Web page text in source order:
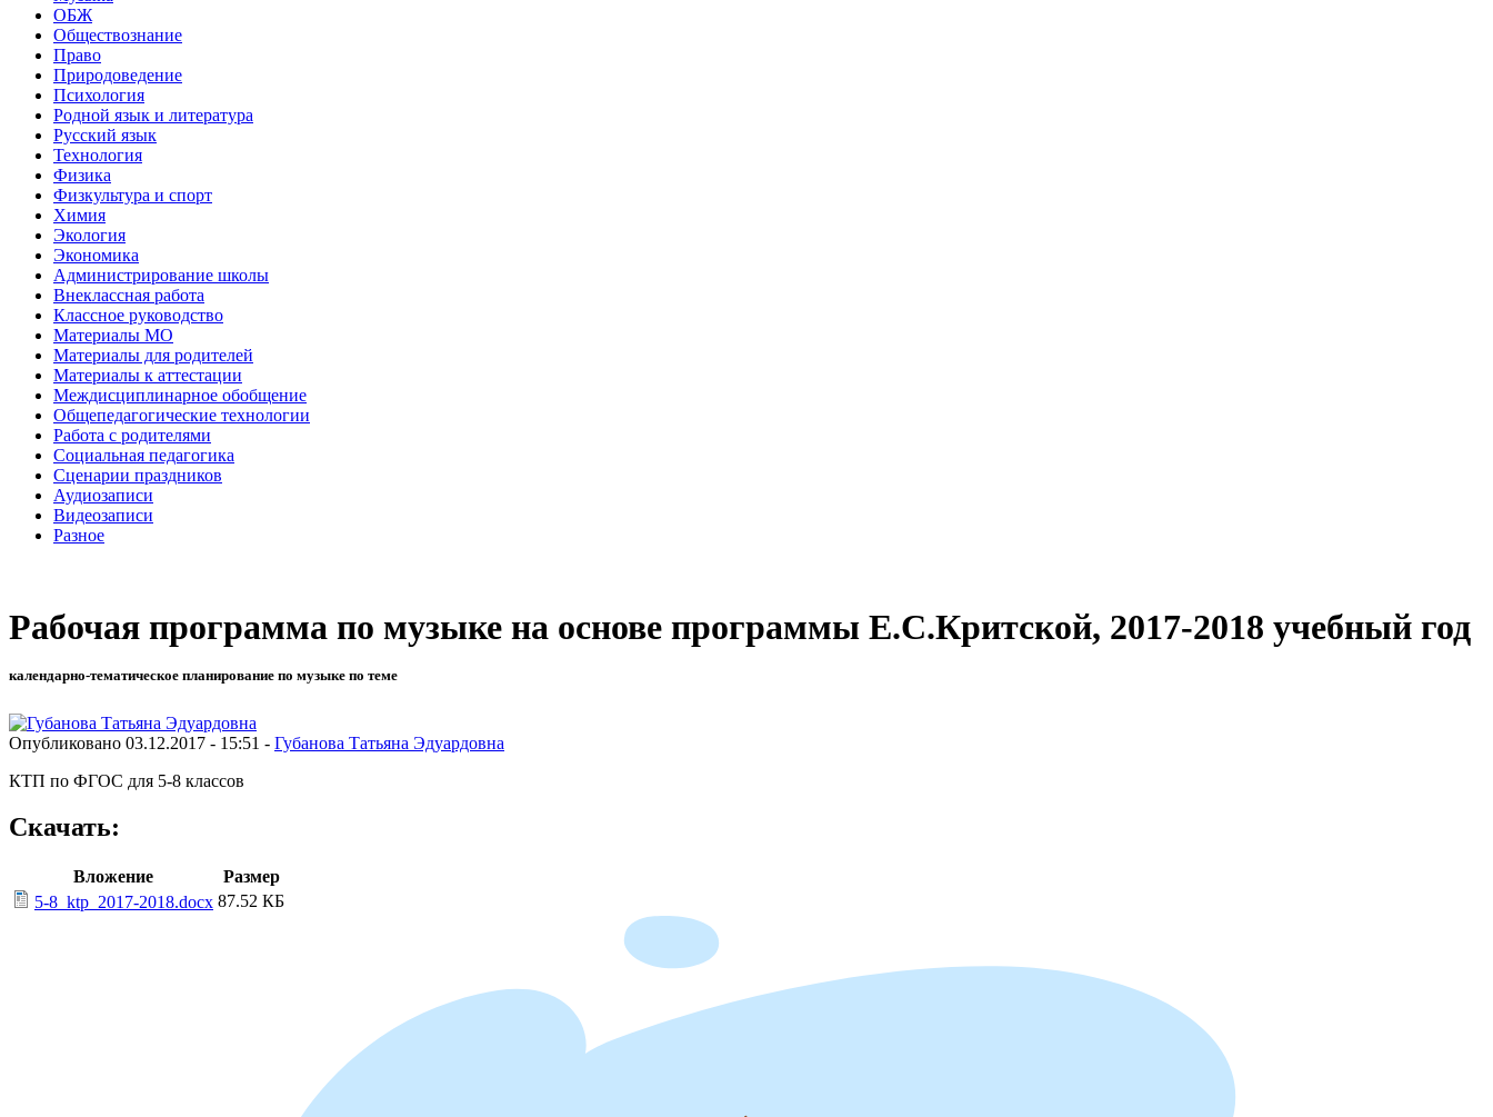
ОБЖ
Обществознание
Право
Природоведение
Психология
Родной язык и литература
Русский язык
Технология
Физика
Физкультура и спорт
Химия
Экология
Экономика
Администрирование школы
Внеклассная работа
Классное руководство
Материалы МО
Материалы для родителей
Материалы к аттестации
Междисциплинарное обобщение
Общепедагогические технологии
Работа с родителями
Социальная педагогика
Сценарии праздников
Аудиозаписи
Видеозаписи
Разное
Рабочая программа по музыке на основе программы Е.С.Критской, 2017-2018 учебный год
календарно-тематическое планирование по музыке по теме
Опубликовано 03.12.2017 - 15:51 - Губанова Татьяна Эдуардовна
КТП по ФГОС для 5-8 классов
Скачать:
Вложение
Размер
5-8_ktp_2017-2018.docx 87.52 КБ